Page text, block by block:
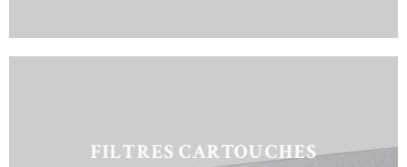
FILTRES CARTOUCHES